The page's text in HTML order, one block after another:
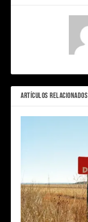
ARTÍCULOS RELACIONADOS